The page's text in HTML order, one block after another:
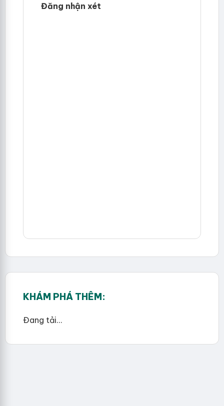
Đăng nhận xét
KHÁM PHÁ THÊM:
Đang tải...